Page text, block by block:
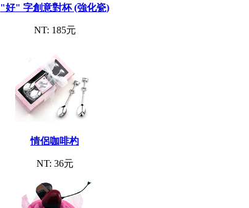
"好" 字創意對杯 (強化瓷)
NT: 185元
情侶咖啡杓
NT: 36元